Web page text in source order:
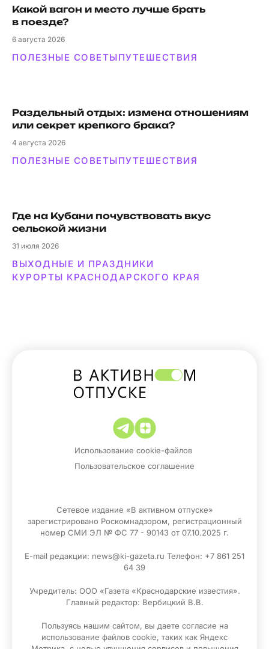
Какой вагон и мес­то луч­ше брать
в поезде?
6 августа 2026
ПОЛЕЗНЫЕ СОВЕТЫПУТЕШЕСТВИЯ
Раздельный отдых: измена отношениям
или секрет крепкого брака?
4 августа 2026
ПОЛЕЗНЫЕ СОВЕТЫПУТЕШЕСТВИЯ
Где на Кубани почувствовать вкус
сельской жизни
31 июля 2026
ВЫХОДНЫЕ И ПРАЗДНИКИ
КУРОРТЫ КРАСНОДАРСКОГО КРАЯ
Использование cookie-файлов
Пользовательское соглашение
Сетевое издание «В активном отпуске»
зарегистрировано Роскомнадзором, регистрационный
номер СМИ ЭЛ № ФС 77 - 90143 от 07.10.2025 г.
E-mail редакции: news@ki-gazeta.ru Телефон: +7 861 251
64 39
Учредитель: ООО «Газета «Краснодарские известия».
Главный редактор: Вербицкий В.В.
Пользуясь нашим сайтом, вы даете согласие на
использование файлов сооkіе, таких как Яндекс